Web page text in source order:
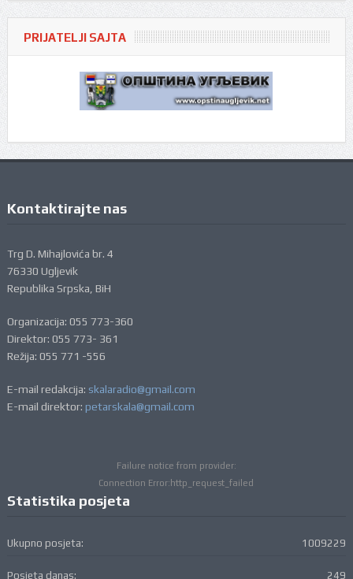
PRIJATELJI SAJTA
Kontaktirajte nas
Trg D. Mihajlovića br. 4
76330 Ugljevik
Republika Srpska, BiH
Organizacija: 055 773-360
Direktor: 055 773- 361
Režija: 055 771 -556
E-mail redakcija: skalaradio@gmail.com
E-mail direktor: petarskala@gmail.com
Failure notice from provider:
Connection Error:http_request_failed
Statistika posjeta
1009229
Ukupno posjeta:
249
Posjeta danas: